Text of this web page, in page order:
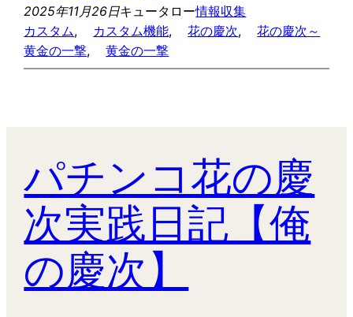
2025年11月26日キュータロー情報収集
カスタム, カスタム機能, 花の慶次,
花の慶次～
黄金の一撃, 黄金の一撃
パチンコ花の慶
次実践日記【俺
の慶次】